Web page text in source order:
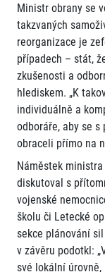
Ministr obrany se
takzvaných
reorganizace je
případech – stát,
zkušenosti a
hlediskem. „K
individuálně a
odboráře, aby se
obraceli přímo na
Náměstek
diskutoval s
vojenské
školu či Letecké
sekce plánování
v závěru podotkl:
své lokální